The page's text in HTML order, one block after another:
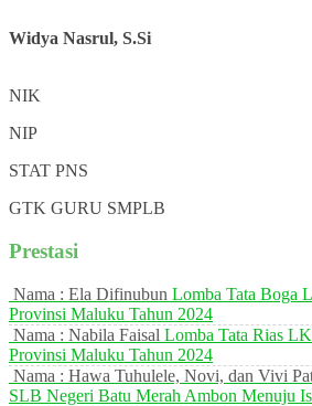
Widya Nasrul, S.Si
NIK
NIP
STAT PNS
GTK GURU SMPLB
Prestasi
Nama : Ela Difinubun Lomba Tata Boga
Provinsi Maluku Tahun 2024
Nama : Nabila Faisal Lomba Tata Rias
Provinsi Maluku Tahun 2024
Nama : Hawa Tuhulele, Novi, dan Vivi
SLB Negeri Batu Merah Ambon Menuju